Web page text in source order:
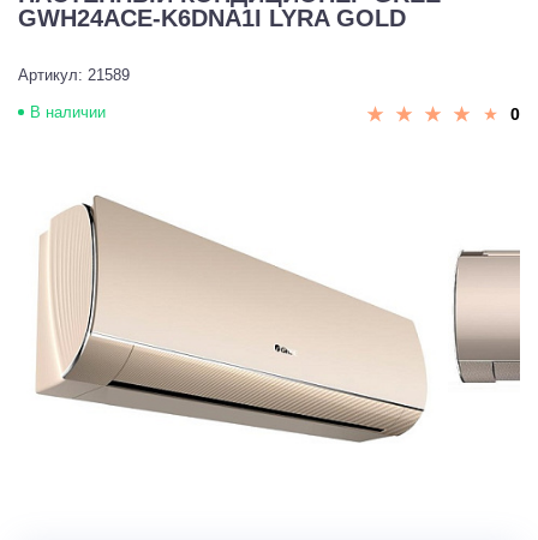
GWH24ACE-K6DNA1I LYRA GOLD
Артикул: 21589
В наличии 0